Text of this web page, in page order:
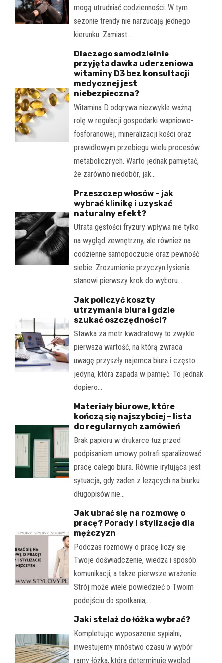
mogą utrudniać codzienności. W tym
sezonie trendy nie narzucają jednego
kierunku. Zamiast…
Dlaczego samodzielnie
przyjęta dawka uderzeniowa
witaminy D3 bez konsultacji
medycznej jest
niebezpieczna?
Witamina D odgrywa niezwykle ważną
rolę w regulacji gospodarki wapniowo-
fosforanowej, mineralizacji kości oraz
prawidłowym przebiegu wielu procesów
metabolicznych. Warto jednak pamiętać,
że zarówno niedobór, jak…
Przeszczep włosów – jak
wybrać klinikę i uzyskać
naturalny efekt?
Utrata gęstości fryzury wpływa nie tylko
na wygląd zewnętrzny, ale również na
codzienne samopoczucie oraz pewność
siebie. Zrozumienie przyczyn łysienia
stanowi pierwszy krok do wyboru…
Jak policzyć koszty
utrzymania biura i gdzie
szukać oszczędności?
Stawka za metr kwadratowy to zwykle
pierwsza wartość, na którą zwraca
uwagę przyszły najemca biura i często
jedyna, która zapada w pamięć. To jednak
dopiero…
Materiały biurowe, które
kończą się najszybciej – lista
do regularnych zamówień
Brak papieru w drukarce tuż przed
podpisaniem umowy potrafi sparaliżować
pracę całego biura. Równie irytująca jest
sytuacja, gdy żaden z leżących na biurku
długopisów nie…
Jak ubrać się na rozmowę o
pracę? Porady i stylizacje dla
mężczyzn
Podczas rozmowy o pracę liczy się
Twoje doświadczenie, wiedza i sposób
komunikacji, a także pierwsze wrażenie.
Strój może wiele powiedzieć o Twoim
podejściu do spotkania,…
Jaki stelaż do łóżka wybrać?
Kompletując wyposażenie sypialni,
inwestujemy mnóstwo czasu w wybór
ramy łóżka, która determinuje wygląd